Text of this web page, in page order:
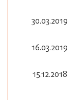
30.03.2019
16.03.2019
15.12.2018